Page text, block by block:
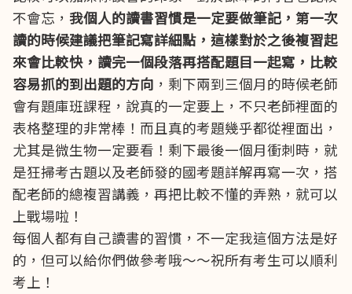
不會忘， 我個人的讀書習慣是一定要做筆記，第一次
讀的時候建議把筆記寫詳細點，這樣對於之後複習起
來會比較快，讀完一個段落再搭配題目一起寫，比較
容易抓的到出題的方向 ，剩下兩到三個月的時候老師
會有題庫班課程，說真的一定要上，不只老師裡面的
表格整理的非常棒！而且真的考題幾乎都從裡面出，
尤其是微生物一定要看！剩下最後一個月衝刺時，就
是狂掃考古題以及老師發的國考題詳解再寫一次，搭
配老師的總複習講義，再把比較不懂的弄熟，就可以
上戰場啦！
每個人都有自己讀書的習慣，不一定我這個方法是好
的，但可以給你們做參考哦～～祝所有考生可以順利
考上！